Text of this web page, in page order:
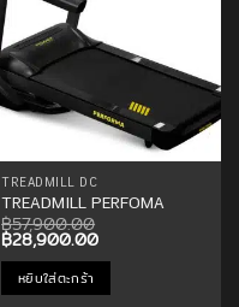
TREADMILL DC
TREADMILL PERFOMA
฿57,900.00
Original
price
was:
฿57,900.00.
฿28,900.00Current
price
is:
หยิบใส่ตะกร้า